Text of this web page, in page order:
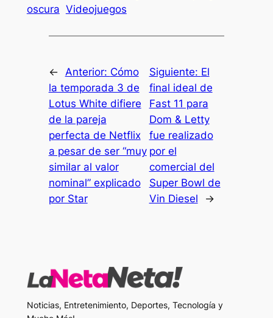
oscura Videojuegos
← Anterior: Cómo
la temporada 3 de
Lotus White difiere
de la pareja
perfecta de Netflix
a pesar de ser “muy
similar al valor
nominal” explicado
por Star
Siguiente: El
final ideal de
Fast 11 para
Dom & Letty
fue realizado
por el
comercial del
Super Bowl de
Vin Diesel
→
Noticias, Entretenimiento, Deportes, Tecnología y